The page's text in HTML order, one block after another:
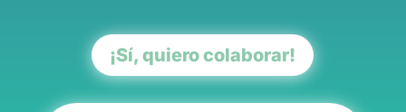
¡Sí, quiero colaborar!